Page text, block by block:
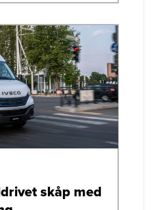
skåp med